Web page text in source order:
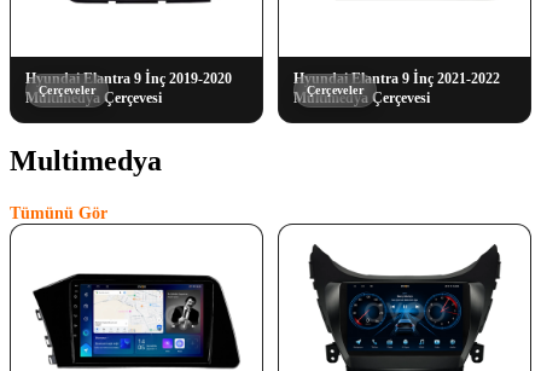
Hyundai Elantra 9 İnç 2019-2020
Multimedya Çerçevesi
Çerçeveler
Hyundai Elantra 9 İnç 2021-2022
Multimedya Çerçevesi
Çerçeveler
Multimedya
Tümünü Gör